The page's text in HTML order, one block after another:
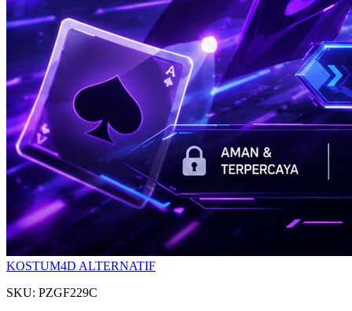
KOSTUM4D ALTERNATIF
SKU: PZGF229C